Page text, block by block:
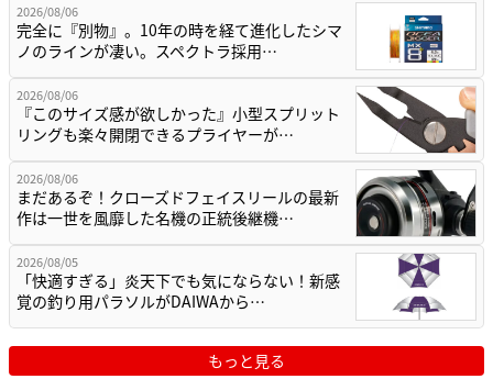
2026/08/06
完全に『別物』。10年の時を経て進化したシマ
ノのラインが凄い。スペクトラ採用…
2026/08/06
『このサイズ感が欲しかった』小型スプリット
リングも楽々開閉できるプライヤーが…
2026/08/06
まだあるぞ！クローズドフェイスリールの最新
作は一世を風靡した名機の正統後継機…
2026/08/05
「快適すぎる」炎天下でも気にならない！新感
覚の釣り用パラソルがDAIWAから…
もっと見る